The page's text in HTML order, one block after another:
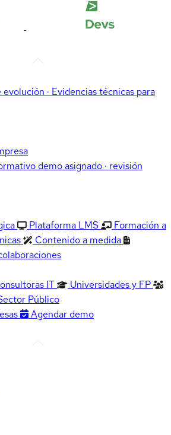
· Evidencias técnicas para
demo asignado · revisión
Plataforma LMS
Formación a
Contenido a medida
IT
Universidades y FP
Público
Agendar demo